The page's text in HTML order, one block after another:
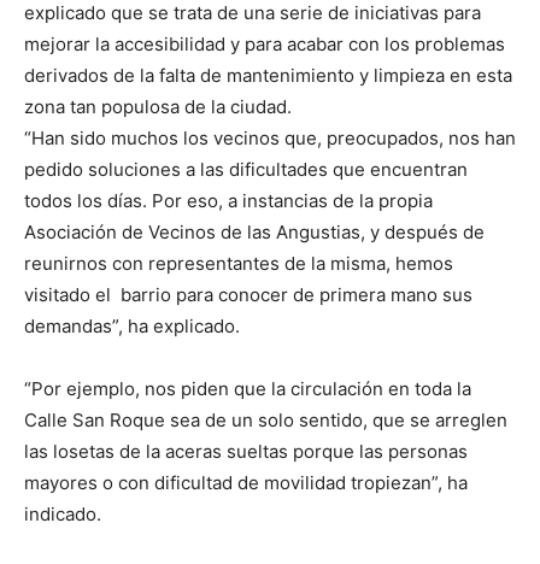
explicado que se trata de una serie de iniciativas para
mejorar la accesibilidad y para acabar con los problemas
derivados de la falta de mantenimiento y limpieza en esta
zona tan populosa de la ciudad.
“Han sido muchos los vecinos que, preocupados, nos han
pedido soluciones a las dificultades que encuentran
todos los días. Por eso, a instancias de la propia
Asociación de Vecinos de las Angustias, y después de
reunirnos con representantes de la misma, hemos
visitado el barrio para conocer de primera mano sus
demandas”, ha explicado.
“Por ejemplo, nos piden que la circulación en toda la
Calle San Roque sea de un solo sentido, que se arreglen
las losetas de la aceras sueltas porque las personas
mayores o con dificultad de movilidad tropiezan”, ha
indicado.